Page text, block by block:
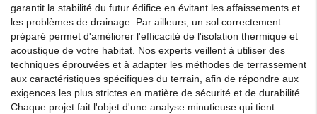
garantit la stabilité du futur édifice en évitant les affaissements et
les problèmes de drainage. Par ailleurs, un sol correctement
préparé permet d'améliorer l'efficacité de l'isolation thermique et
acoustique de votre habitat. Nos experts veillent à utiliser des
techniques éprouvées et à adapter les méthodes de terrassement
aux caractéristiques spécifiques du terrain, afin de répondre aux
exigences les plus strictes en matière de sécurité et de durabilité.
Chaque projet fait l'objet d'une analyse minutieuse qui tient